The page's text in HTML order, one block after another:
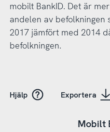
mobilt BankID. Det är
andelen av befolkningen
2017 jämfört med 2014
befolkningen.
Hjälp Exportera
Mobilt